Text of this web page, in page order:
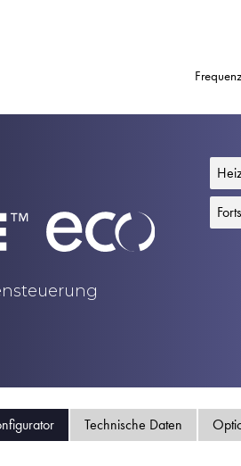
Technische Daten